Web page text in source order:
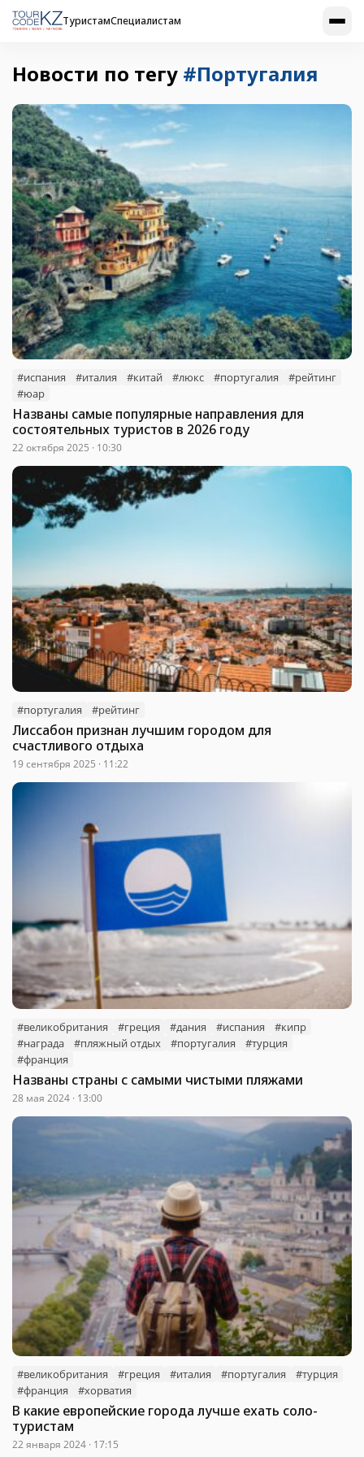
ТуристамСпециалистам
Новости по тегу #Португалия
#испания #италия #китай #люкс #португалия
#рейтинг
#юар
Названы самые популярные направления для
состоятельных туристов в 2026 году
22 октября 2025 · 10:30
#португалия #рейтинг
Лиссабон признан лучшим городом для
счастливого отдыха
19 сентября 2025 · 11:22
#великобритания #греция #дания #испания
#кипр
#награда
#пляжный отдых #португалия
#турция
#франция
Названы страны с самыми чистыми пляжами
28 мая 2024 · 13:00
#великобритания #греция #италия #португалия
#турция
#франция
#хорватия
В какие европейские города лучше ехать соло-
туристам
22 января 2024 · 17:15